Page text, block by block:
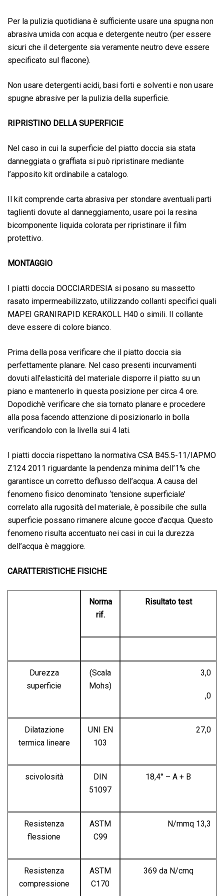
Per la pulizia quotidiana è sufficiente usare una spugna non
abrasiva umida con acqua e detergente neutro (per essere
sicuri che il detergente sia veramente neutro deve essere
specificato sul flacone).
Non usare detergenti acidi, basi forti e solventi e non usare
spugne abrasive per la pulizia della superficie.
RIPRISTINO DELLA SUPERFICIE
Nel caso in cui la superficie del piatto doccia sia stata
danneggiata o graffiata si può ripristinare mediante
l’apposito kit ordinabile a catalogo.
Il kit comprende carta abrasiva per stondare aventuali parti
taglienti dovute al danneggiamento, usare poi la resina
bicomponente liquida colorata per ripristinare il film
protettivo.
MONTAGGIO
I piatti doccia DOCCIARDESIA si posano su massetto
rasato impermeabilizzato, utilizzando collanti specifici quali
MAPEI GRANIRAPID KERAKOLL H40 o simili. Il collante
deve essere di colore bianco.
Prima della posa verificare che il piatto doccia sia
perfettamente planare. Nel caso presenti incurvamenti
dovuti all’elasticità del materiale disporre il piatto su un
piano e mantenerlo in questa posizione per circa 4 ore.
Dopodichè verificare che sia tornato planare e procedere
alla posa facendo attenzione di posizionarlo in bolla
verificandolo con la livella sui 4 lati.
I piatti doccia rispettano la normativa CSA B45.5-11/IAPMO
Z124 2011 riguardante la pendenza minima dell’1% che
garantisce un corretto deflusso dell’acqua. A causa del
fenomeno fisico denominato ‘tensione superficiale’
correlato alla rugosità del materiale, è possibile che sulla
superficie possano rimanere alcune gocce d’acqua. Questo
fenomeno risulta accentuato nei casi in cui la durezza
dell’acqua è maggiore.
CARATTERISTICHE FISICHE
Norma
rif.
Risultato test
Durezza
superficie
(Scala
Mohs)
3,0
,0
Dilatazione
termica lineare
UNI EN
103
27,0
scivolosità
DIN
51097
18,4° – A + B
Resistenza
flessione
ASTM
C99
N/mmq 13,3
Resistenza
compressione
ASTM
C170
369 da N/cmq